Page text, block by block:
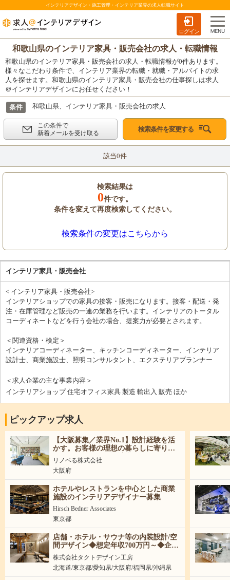
インテリアデザイン・施工管理・インテリア業界の求人転職サイト
ログイン
和歌山県のインテリア家具・販売会社の求人・転職情報
和歌山県のインテリア家具・販売会社の求人・転職情報が0件あります。
様々なこだわり条件で、インテリア業界の転職・就職・アルバイトの求
人を探せます。和歌山県のインテリア家具・販売会社の仕事探しは求人
＠インテリアデザインにお任せください！
条件 和歌山県、インテリア家具・販売会社の求人
この条件で
新着メールを受け取る
検索条件を変更する
該当0件
検索結果は
0件です。
条件を変えて再度検索してください。
検索条件の変更はこちらから
インテリア家具・販売会社
< インテリア家具・販売会社>
インテリアショップでの家具の接客・販売になります。接客・配送・発
注・在庫管理など販売の一連の業務を行います。インテリアのトータル
コーディネートなどを行う会社の場合、提案力が必要とされます。
＜関連資格・検定＞
インテリアコーディネーター、キッチンコーディネーター、インテリア
設計士、商業施設士、照明コンサルタント、エクステリアプランナー
＜求人企業の主な事業内容＞
インテリアショップ 住宅オフィス家具 製造 輸出入 販売 ほか
ピックアップ求人
【大阪募集／業界No.1】設計経験を活
かす。お客様の理想の暮らしに寄り添
うリノベーション設計職
リノベる株式会社
大阪府
ホテルやレストランを中心とした商業
施設のインテリアデザイナー募集
Hirsch Bedner Associates
東京都
店舗・ホテル・サウナ等の内装設計/空
間デザイン◆想定年収700万円～◆企
画・設計から引き渡しまで担当
株式会社タクトデザイン工房
北海道/東京都/愛知県/大阪府/福岡県/沖縄県